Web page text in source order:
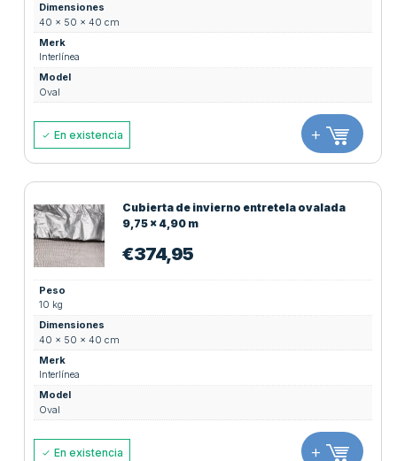
Dimensiones
40 × 50 × 40 cm
Merk
Interlínea
Model
Oval
En existencia +
Cubierta de invierno entretela ovalada
9,75 x 4,90 m
€374,95
Peso
10 kg
Dimensiones
40 × 50 × 40 cm
Merk
Interlínea
Model
Oval
En existencia +